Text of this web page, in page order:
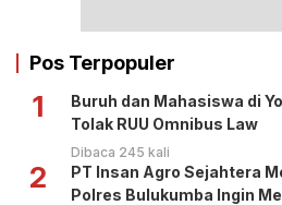
Pos Terpopuler
1
Buruh dan Mahasiswa di
Tolak RUU Omnibus Law
Dibaca 245 kali
2
PT Insan Agro Sejahtera
Polres Bulukumba Ingin